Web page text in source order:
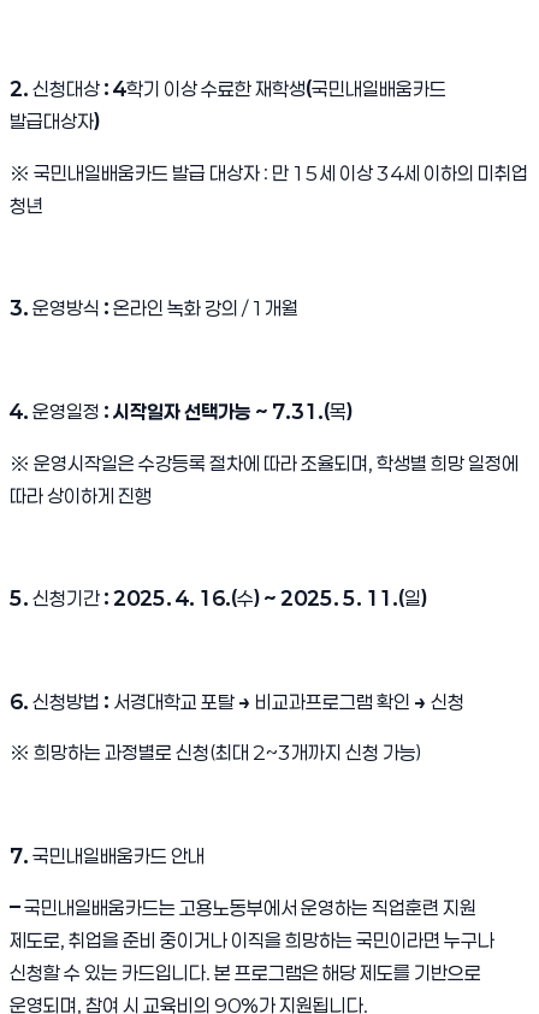
2. 신청대상 : 4학기 이상 수료한 재학생(국민내일배움카드
발급대상자)
※ 국민내일배움카드 발급 대상자 : 만 15세 이상34세 이하의 미취업
청년
3. 운영방식 : 온라인 녹화 강의 / 1개월
4. 운영일정 : 시작일자 선택가능 ~ 7.31.(목)
※ 운영시작일은 수강등록 절차에 따라 조율되며 , 학생별 희망 일정에
따라 상이하게 진행
5. 신청기간 : 2025. 4. 16.(수) ~ 2025. 5. 11.(일)
6. 신청방법 : 서경대학교 포탈 → 비교과프로그램 확인 → 신청
※ 희망하는 과정별로 신청(최대 2~3개까지 신청 가능)
7. 국민내일배움카드 안내
–국민내일배움카드는 고용노동부에서 운영하는 직업훈련 지원
제도로, 취업을 준비 중이거나 이직을 희망하는 국민이라면 누구나
신청할 수 있는 카드입니다. 본 프로그램은 해당 제도를 기반으로
운영되며 , 참여 시 교육비의 90%가 지원됩니다.